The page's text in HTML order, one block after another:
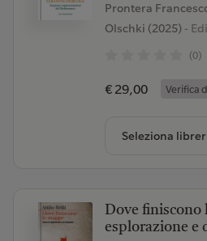
Prontera
Olschki (2025)-
(0)
€ 29,00 Verifica
Seleziona
Dove finiscono
esplorazione e